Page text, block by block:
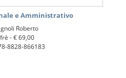
e Amministrativo
Roberto
-€ 69,00
8828-866183